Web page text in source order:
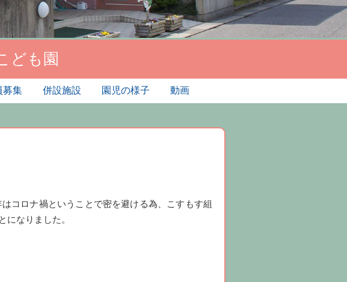
ども園
募集 併設施設 園児の様子 動画
コロナ禍ということで密を避ける為、こすもす組
になりました。